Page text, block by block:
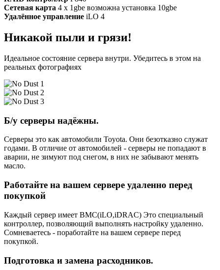
Сетевая карта 4 x 1gbe возможна установка 10gbe
Удалённое управление iLO 4
Никакой пыли и грязи!
Идеальное состояние сервера внутри. Убедитесь в этом на
реальных фотографиях
Б/у серверы надёжны.
Серверы это как автомобили Toyota. Они безотказно служат
годами. В отличие от автомобилей - серверы не попадают в
аварии, не зимуют под снегом, в них не забывают менять
масло.
Работайте на вашем сервере удаленно перед
покупкой
Каждый сервер имеет BMC(iLO,iDRAC) Это специальный
контроллер, позволяющий выполнять настройку удаленно.
Сомневаетесь - поработайте на вашем сервере перед
покупкой.
Подготовка и замена расходников.